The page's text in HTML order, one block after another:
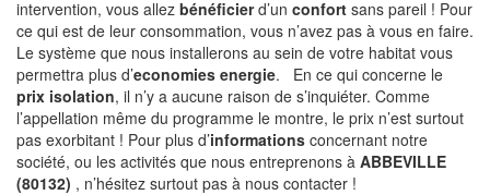
intervention, vous allez bénéficierd’un confort sans pareil ! Pour
ce qui est de leur consommation, vous n’avez pas à vous en faire.
Le système que nous installerons au sein de votre habitat vous
permettra plus d’economies energie. En ce qui concerne le
prix isolation, il n’y a aucune raison de s’inquiéter. Comme
l’appellation même du programme le montre, le prix n’est surtout
pas exorbitant ! Pour plus d’informations concernant notre
société, ou les activités que nous entreprenons à ABBEVILLE
(80132) , n’hésitez surtout pas à nous contacter !